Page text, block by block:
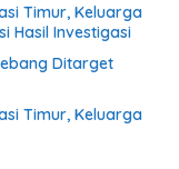
Timur, Keluarga
Hasil Investigasi
Ditarget
Timur, Keluarga